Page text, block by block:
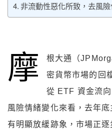
非流動性惡化所致，去風
摩 根大通（
密貨幣市場的回
從 ETF 資金流
風險情緒變化來看，去年
有明顯放緩跡象，市場正